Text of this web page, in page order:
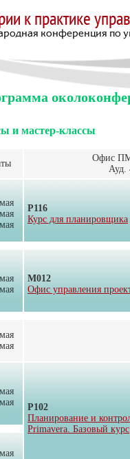
и мастер-классы
Офис
Ауд.
Р116
Курс для планировщика
М012
Офис управления
Р102
Планирование и
Primavera. Базовый курс